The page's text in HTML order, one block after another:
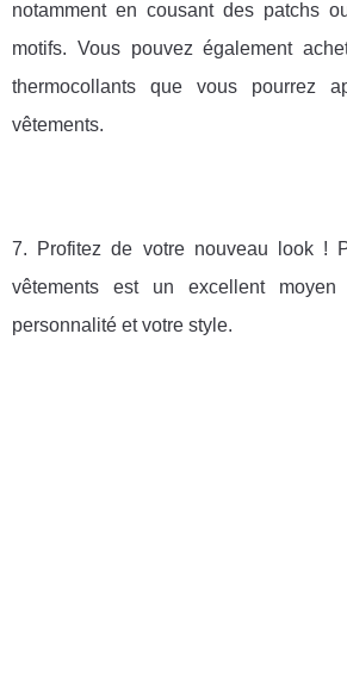
notamment en cousant des patchs
motifs. Vous pouvez également
thermocollants que vous pourrez
vêtements.
7. Profitez de votre nouveau look !
vêtements est un excellent moyen
personnalité et votre style.